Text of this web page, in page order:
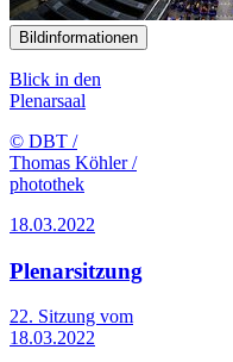
Bildinformationen
Blick in den
Plenarsaal
© DBT /
Thomas Köhler /
photothek
18.03.2022
Plenarsitzung
22. Sitzung vom
18.03.2022